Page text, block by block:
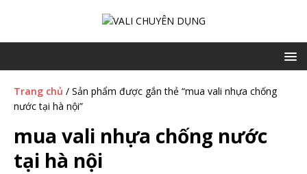
Trang chủ / Sản phẩm được gắn thẻ “mua vali nhựa chống
nước tại hà nội”
mua vali nhựa chống nước
tại hà nội